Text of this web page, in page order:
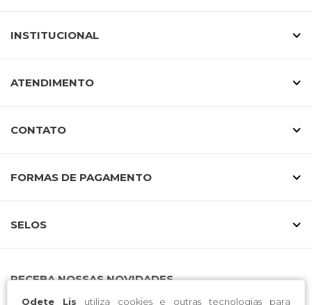
Odete Lis utiliza cookies e outras tecnologias para
INSTITUCIONAL
ATENDIMENTO
CONTATO
FORMAS DE PAGAMENTO
SELOS
RECEBA NOSSAS NOVIDADES